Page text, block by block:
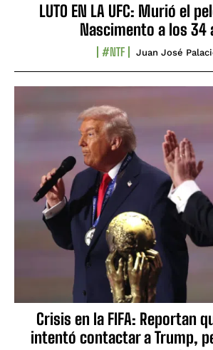
LUTO EN LA UFC: Murió el
Nascimento a los 34
#NTF Juan José
Crisis en la FIFA: Reportan
intentó contactar a Trump,